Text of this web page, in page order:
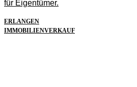
für Eigentümer.
ERLANGEN
IMMOBILIENVERKAUF